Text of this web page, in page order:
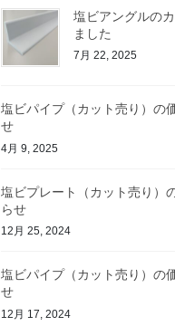
塩ビアングルの
ました
7月 22, 2025
塩ビパイプ（カット売り）の
せ
4月 9, 2025
塩ビプレート（カット売り）
らせ
12月 25, 2024
塩ビパイプ（カット売り）の
せ
12月 17, 2024